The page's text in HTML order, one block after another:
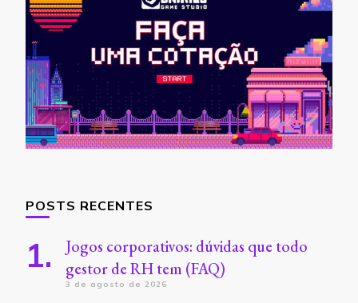
POSTS RECENTES
Jogos corporativos: dúvidas que todo
gestor de RH tem (FAQ)
3 de agosto de 2026